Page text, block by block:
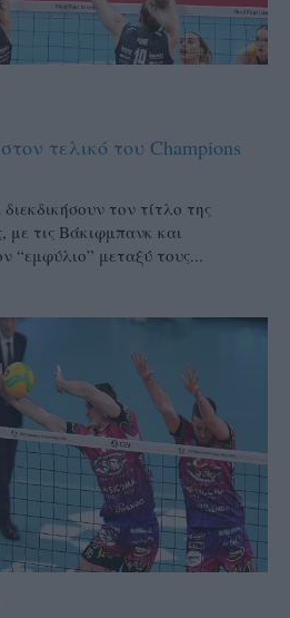
τελικό του Champions
τον τίτλο της
τις Βάκιφμπανκ και
“εμφύλιο” μεταξύ τους...